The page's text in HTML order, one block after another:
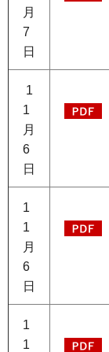
月
7
日
1
1
月
6
日
1
1
月
6
日
1
1